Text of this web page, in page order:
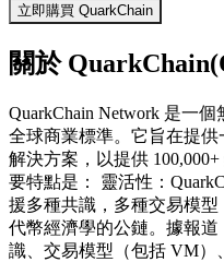
立即購買 QuarkChain
關於
QuarkChain Network 是一
全球商業標準。它旨在提
解決方案，以提供
要特點是： 靈活性：
援多種共識，多種交易模
代幣經濟學的公鏈。據報
識、交易模型（包括 VM）